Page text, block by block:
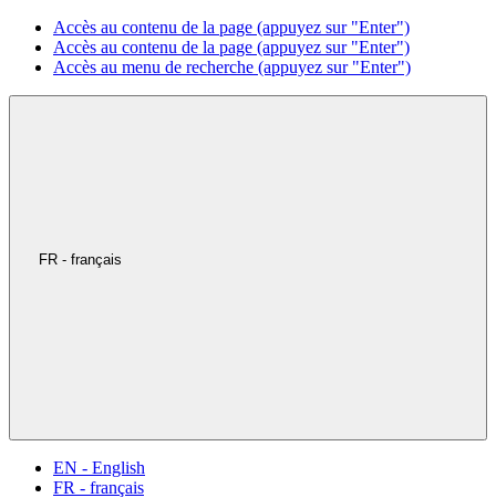
Accès au contenu de la page (appuyez sur "Enter")
Accès au contenu de la page (appuyez sur "Enter")
Accès au menu de recherche (appuyez sur "Enter")
FR - français
EN - English
FR - français